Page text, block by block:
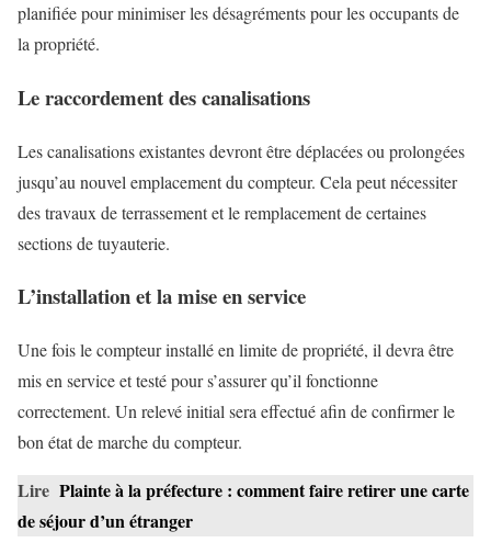
planifiée pour minimiser les désagréments pour les occupants de
la propriété.
Le raccordement des canalisations
Les canalisations existantes devront être déplacées ou prolongées
jusqu’au nouvel emplacement du compteur. Cela peut nécessiter
des travaux de terrassement et le remplacement de certaines
sections de tuyauterie.
L’installation et la mise en service
Une fois le compteur installé en limite de propriété, il devra être
mis en service et testé pour s’assurer qu’il fonctionne
correctement. Un relevé initial sera effectué afin de confirmer le
bon état de marche du compteur.
Lire Plainte à la préfecture : comment faire retirer une carte
de séjour d’un étranger